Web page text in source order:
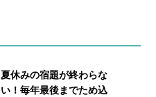
夏休みの宿題が終わらな
い！毎年最後までため込